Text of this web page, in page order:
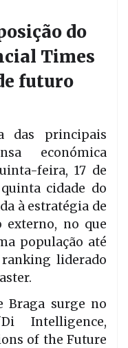
do
Times
futuro
das principais
económica
feira, 17 de
cidade do
à estratégia de
externo, no que
população até
liderado
Braga surge no
Intelligence,
of the Future